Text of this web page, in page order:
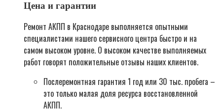
Цена и гарантии
Ремонт АКПП в Краснодаре выполняется опытными
специалистами нашего сервисного центра быстро и на
самом высоком уровне. О высоком качестве выполняемых
работ говорят положительные отзывы наших клиентов.
Послеремонтная гарантия 1 год или 30 тыс. пробега –
это только малая доля ресурса восстановленной
АКПП.